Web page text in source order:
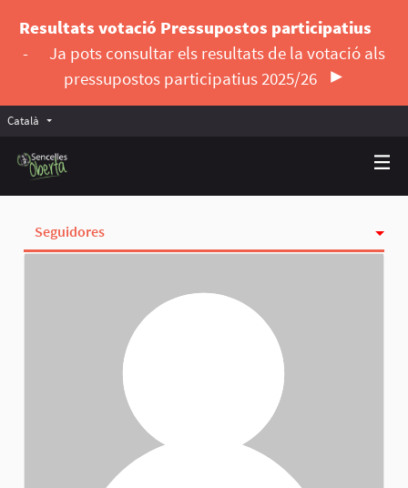
Resultats votació Pressupostos participatius
-
Ja pots consultar els resultats de la votació als
pressupostos participatius 2025/26
Català Triar la llengua
Seguidores